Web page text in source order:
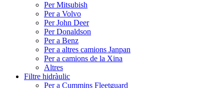
Per Mitsubish
Per a Volvo
Per John Deer
Per Donaldson
Per a Benz
Per a altres camions Janpan
Per a camions de la Xina
Altres
Filtre hidràulic
Per a Cummins Fleetguard